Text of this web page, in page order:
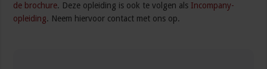
de brochure. Deze opleiding is ook te volgen als Incompany-
opleiding. Neem hiervoor contact met ons op.